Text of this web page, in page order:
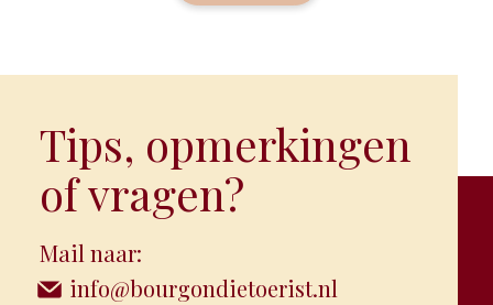
de binnenstad van Sens.
Tips, opmerkingen
of vragen?
Mail naar:
info@bourgondietoerist.nl